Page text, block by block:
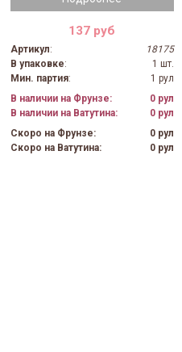
137 руб
Артикул:
18175
В упаковке:
1 шт.
Мин. партия:
1 рул
В наличии на Фрунзе:
0 рул
В наличии на Ватутина:
0 рул
Скоро на Фрунзе:
0 рул
Скоро на Ватутина:
0 рул